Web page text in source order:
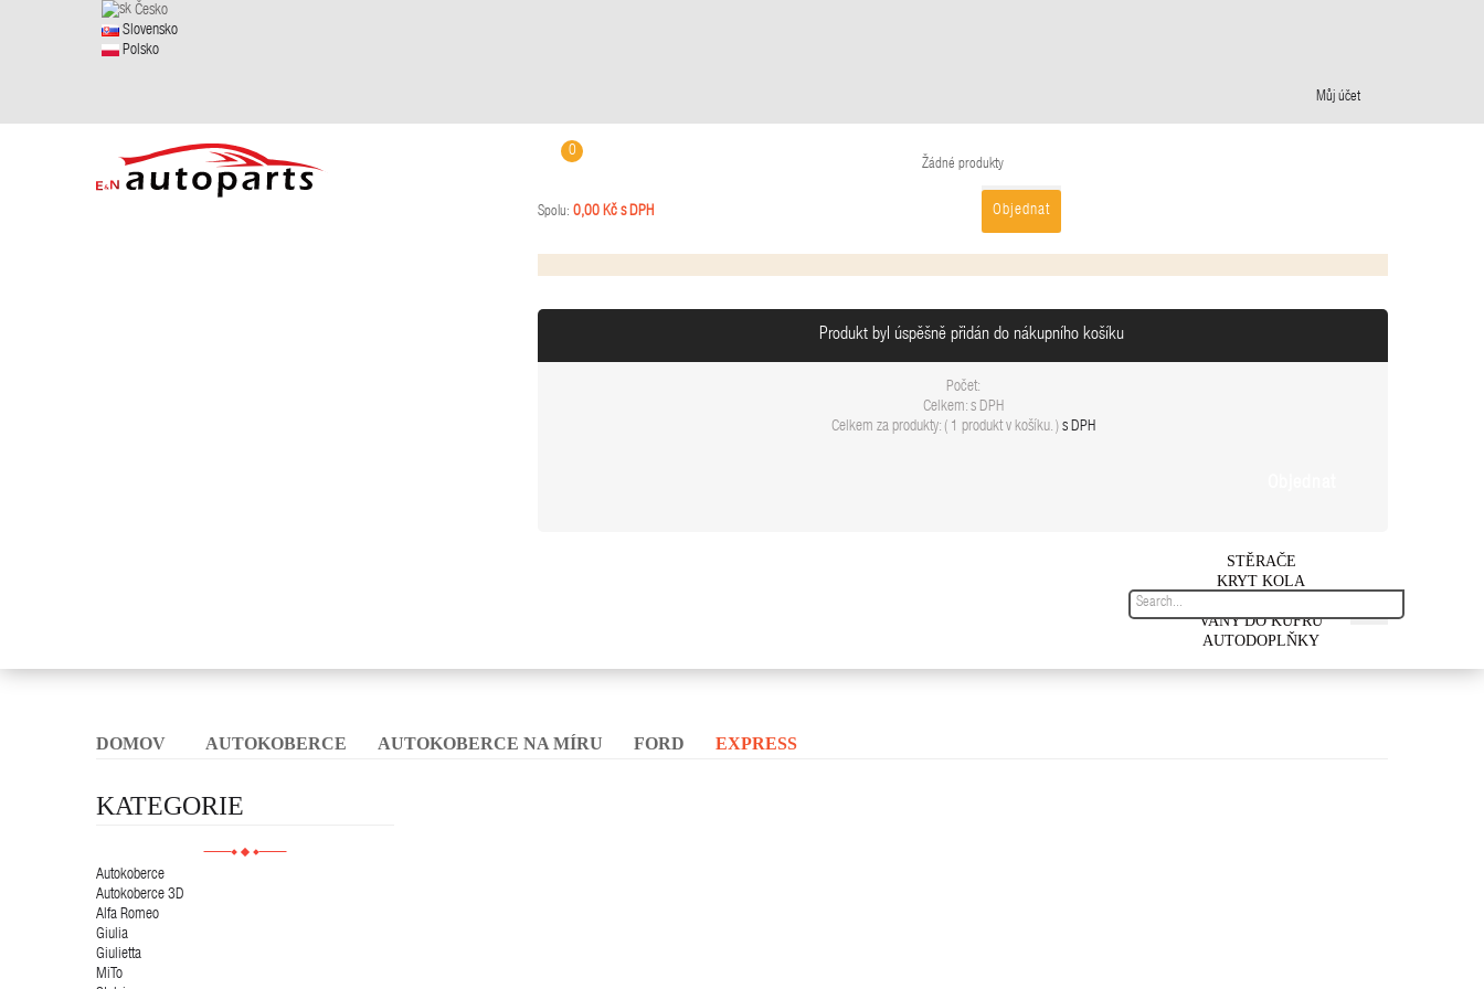
Česko
Slovensko
Polsko
Můj účet
0
Žádné produkty
Spolu: 0,00 Kč s DPH Objednat
Produkt byl úspěšně přidán do nákupního košíku
Počet:
Celkem: s DPH
Celkem za produkty: ( 1 produkt v košíku. ) s DPH
STĚRAČE
KRYT KOLA
VANY DO KUFRU
AUTODOPLŇKY
DOMOV AUTOKOBERCE AUTOKOBERCE NA MÍRU FORD EXPRESS
KATEGORIE
Autokoberce
Autokoberce 3D
Alfa Romeo
Giulia
Giulietta
MiTo